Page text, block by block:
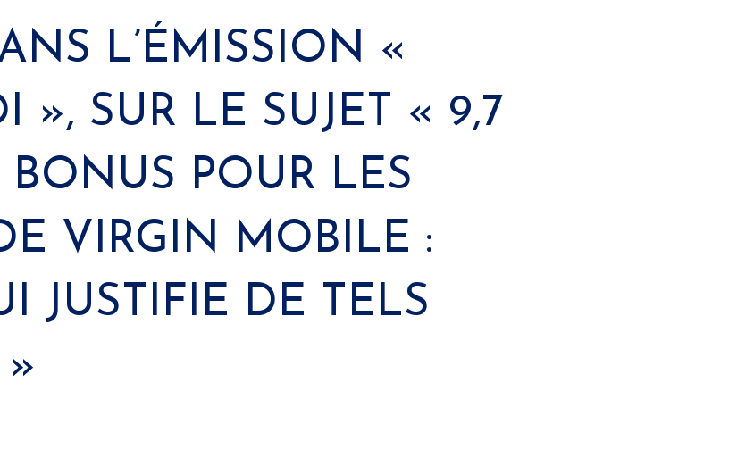
L’ÉMISSION «
», SUR LE SUJET « 9,7
POUR LES
VIRGIN MOBILE :
JUSTIFIE DE TELS